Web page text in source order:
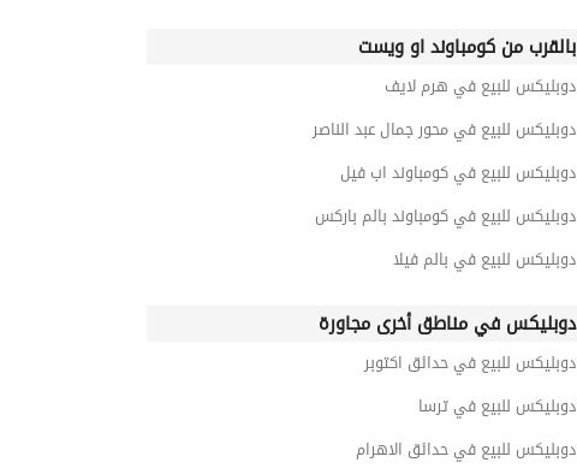
بالقرب من كومباوند او ويست
دوبليكس للبيع في هرم لايف
دوبليكس للبيع في محور جمال عبد الناصر
دوبليكس للبيع في كومباوند اب فيل
دوبليكس للبيع في كومباوند بالم باركس
دوبليكس للبيع في بالم فيلا
دوبليكس في مناطق أخرى مجاورة
دوبليكس للبيع في حدائق اكتوبر
دوبليكس للبيع في ترسا
دوبليكس للبيع في حدائق الاهرام